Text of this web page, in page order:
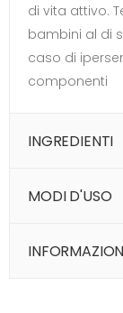
di vita attivo.
bambini al di
caso di
componenti
INGREDIENTI
MODI D'USO